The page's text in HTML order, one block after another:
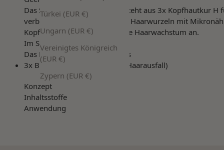
Türkei (EUR €)
Ungarn (EUR €)
Vereinigtes Königreich
(EUR €)
Zypern (EUR €)
Das Set gegen Haarausfall besteht aus 3x Kopfhautkur H
verbessert die Versorgung der Haarwurzeln mit
Kopfhaut und regt das gesunde Haarwachstum an.
Im Set enthalten
Das Haarpflege Set besteht aus
3x Bio Kopfhautkur H (gegen Haarausfall)
Konzept
Inhaltsstoffe
Anwendung